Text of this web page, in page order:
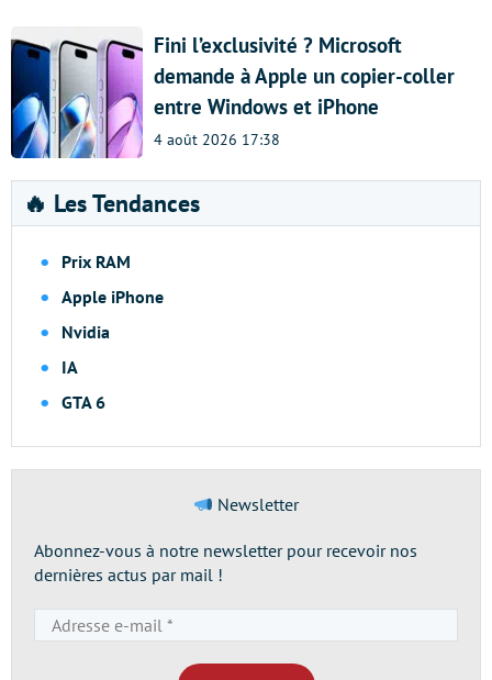
Fini l’exclusivité ? Microsoft
demande à Apple un copier-coller
entre Windows et iPhone
4 août 2026 17:38
🔥 Les Tendances
Prix RAM
Apple iPhone
Nvidia
IA
GTA 6
Newsletter
Abonnez-vous à notre newsletter pour recevoir nos
dernières actus par mail !
e-
mail